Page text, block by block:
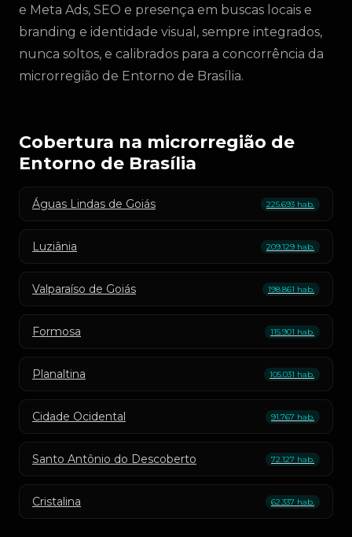
e Meta Ads, SEO e presença em buscas locais e
branding e identidade visual, sempre integrados,
nunca soltos, e calibrados para a concorrência da
microrregião de Entorno de Brasília.
Cobertura na microrregião de
Entorno de Brasília
Águas Lindas de Goiás 225.693 hab.
Luziânia 209.129 hab.
Valparaíso de Goiás 198.861 hab.
Formosa 115.901 hab.
Planaltina 105.031 hab.
Cidade Ocidental 91.767 hab.
Santo Antônio do Descoberto 72.127 hab.
Cristalina 62.337 hab.